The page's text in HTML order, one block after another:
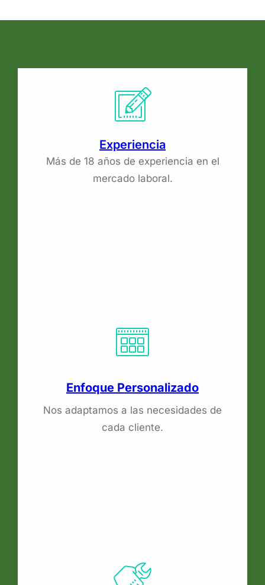
Experiencia
Más de 18 años de experiencia en el
mercado laboral.
Enfoque Personalizado
Nos adaptamos a las necesidades de
cada cliente.